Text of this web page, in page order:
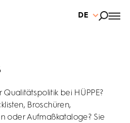
DE
Qualitätspolitik bei HÜPPE?
Broschüren,
oder Aufmaßkataloge? Sie